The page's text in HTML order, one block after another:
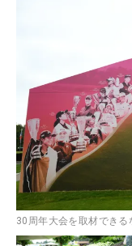
30周年大会を取材できる